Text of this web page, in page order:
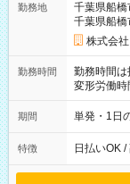
なし
勤務地
千葉県船橋
千葉県船橋
株式会
勤務時間
勤務時間は
変形労働時間制
～22：00
期間 単発・1日
特徴 日払いOK